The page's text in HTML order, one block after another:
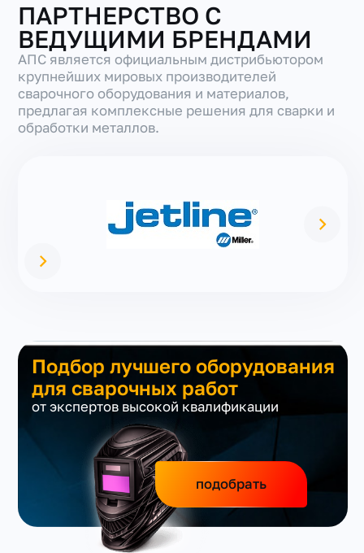
ПАРТНЕРСТВО С
ВЕДУЩИМИ БРЕНДАМИ
АПС является официальным дистрибьютором
крупнейших мировых производителей
сварочного оборудования и материалов,
предлагая комплексные решения для сварки и
обработки металлов.
Подбор лучшего оборудования
для сварочных работ
от экспертов высокой квалификации
подобрать